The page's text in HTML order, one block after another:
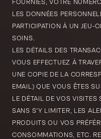
FOURNIES, VOTRE
LES DONNÉES
PARTICIPATION À UN JEU-
SOINS.
LES DÉTAILS DES
VOUS EFFECTUEZ À
UNE COPIE DE LA
EMAIL) QUE VOUS ÊTES
LE DÉTAIL DE VOS
SANS S’Y LIMITER, LES
PRODUITS OU VOS
CONSOMMATIONS, ETC.